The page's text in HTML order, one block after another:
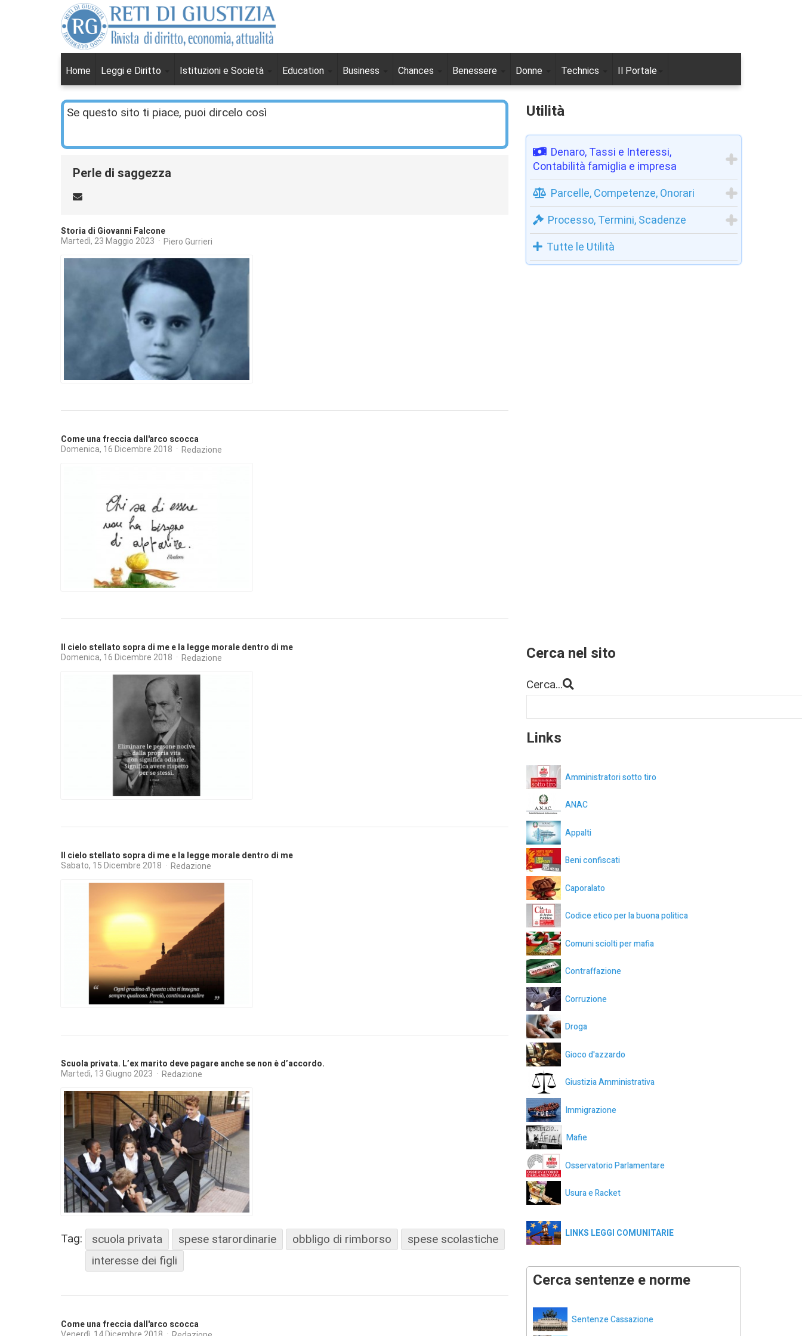
Home Leggi e Diritto Istituzioni e Società Education Business Chances Benessere Donne Technics Il Portale
Se questo sito ti piace, puoi dircelo così
Perle di saggezza
Storia di Giovanni Falcone
Martedì, 23 Maggio 2023 Piero Gurrieri
Come una freccia dall'arco scocca
Domenica, 16 Dicembre 2018 Redazione
Il cielo stellato sopra di me e la legge morale dentro di me
Domenica, 16 Dicembre 2018 Redazione
Il cielo stellato sopra di me e la legge morale dentro di me
Sabato, 15 Dicembre 2018 Redazione
Scuola privata. L’ex marito deve pagare anche se non è d’accordo.
Martedì, 13 Giugno 2023 Redazione
Tag: scuola privata spese starordinarie obbligo di rimborso
spese scolastiche
interesse dei figli
Come una freccia dall'arco scocca
Utilità
Denaro, Tassi e Interessi,
Contabilità famiglia e impresa
Parcelle, Competenze, Onorari
Processo, Termini, Scadenze
Tutte le Utilità
Cerca nel sito
Cerca...
Links
Amministratori sotto tiro
ANAC
Appalti
Beni confiscati
Caporalato
Codice etico per la buona politica
Comuni sciolti per mafia
Contraffazione
Corruzione
Droga
Gioco d'azzardo
Giustizia Amministrativa
Immigrazione
Mafie
Osservatorio Parlamentare
Usura e Racket
LINKS LEGGI COMUNITARIE
Cerca sentenze e norme
Sentenze Cassazione